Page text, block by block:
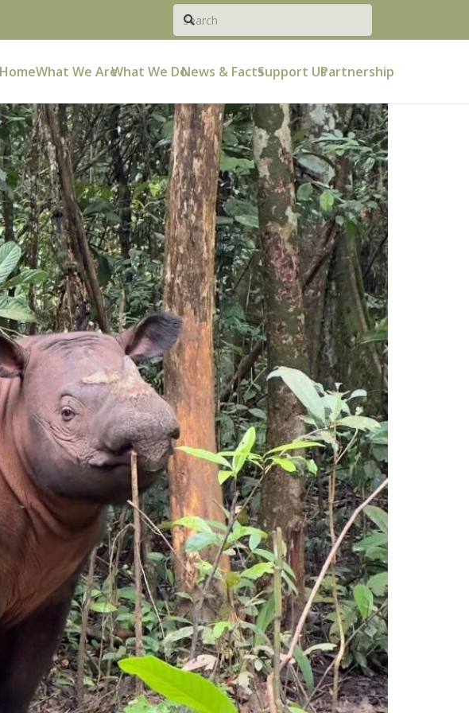
HomeWhat We AreWhat We DoNews & FactsSupport UsPartnership